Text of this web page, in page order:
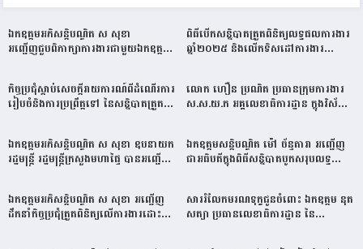
ឯកឧត្តមអភិសន្តិបណ្ឌិត ស សុខា
អញ្ជើញជួបពិភាក្សាការងារជាមួយឯកឧត្តម
ព្រះរាជាណាចក្រកម្ពុជា តាមប្រព័ន្ធ
Skype
ពិធីបើកសន្និបាតត្រួតពិនិត្យលទ្ធផលការងារ
ឆ្នាំ២០២៥ និងលើកទិសដៅការងារ
កិច្ចប្រជុំស្តាប់សេចក្តីរាយការណ៍ពីដំណើរការ
រៀបចំនិងការប្រព្រឹត្តទៅ នៃសន្និបាតត្រួត
មហាផ្ទៃ
លោក​ ហឿន ប្រណិត ប្រធានក្រុមការងារ
ស.ស.យ.ក អគ្គលេខាធិការដ្ឋាន ក្នុងវិស័យ
សមាជិកា​ស.ស.យ.ក អគ្គលេខាធិការដ្ឋាន
ឯកឧត្តមអភិសន្តិបណ្ឌិត ស សុខា ឧបនាយក
រដ្ឋមន្ត្រី រដ្ឋមន្ត្រីក្រសួងមហាផ្ទៃ បានអញ្ជើញ
បច្ចេកវិទ្យា និងលើកទិសដៅបន្ត
ឯកឧត្តមសន្តិបណ្ឌិត ម៉ៅ ច័ន្ទតារា អញ្ជើញ
ជាអធិបតីក្នុងពិធីសន្និបាតបូកសរុបលទ្ធ
ឆ្នាំ២០២៦ របស់អគ្គលេខាធិការដ្ឋាន
ក្រសួងមហាផ្ទៃ
ឯកឧត្តមអភិសន្តិបណ្ឌិត ស សុខា អញ្ជើញ
ដឹកនាំកិច្ចប្រជុំត្រួតពិនិត្យលើការងារដោះ
អំពើឆបោកតាមប្រព័ន្ធបច្ចេកវិទ្យា
សាររំលែកមរណទុក្ខជូនចំពោះ ឯកឧត្តម នុត
សត្យា ប្រធានលេខាធិការដ្ឋាន នៃ
គ.ជ.ប.ទ និងលោកជំទាវ ព្រមទាំងក្រុម